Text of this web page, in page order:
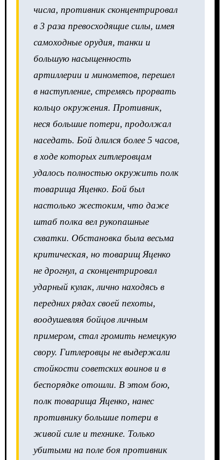
числа, противник сконцентрировал
в 3 раза превосходящие силы, имея
самоходные орудия, танки и
большую насыщенность
артиллерии и минометов, перешел
в наступление, стремясь прорвать
кольцо окружения. Противник,
неся большие потери, продолжал
наседать. Бой длился более 5 часов,
в ходе которых гитлеровцам
удалось полностью окружить полк
товарища Яценко. Бой был
настолько жестоким, что даже
штаб полка вел рукопашные
схватки. Обстановка была весьма
критическая, но товарищ Яценко
не дрогнул, а сконцентрировал
ударный кулак, лично находясь в
передних рядах своей пехоты,
воодушевляя бойцов личным
примером, стал громить немецкую
свору. Гитлеровцы не выдержали
стойкости советских воинов и в
беспорядке отошли. В этом бою,
полк товарища Яценко, нанес
противнику большие потери в
живой силе и технике. Только
убитыми на поле боя противник